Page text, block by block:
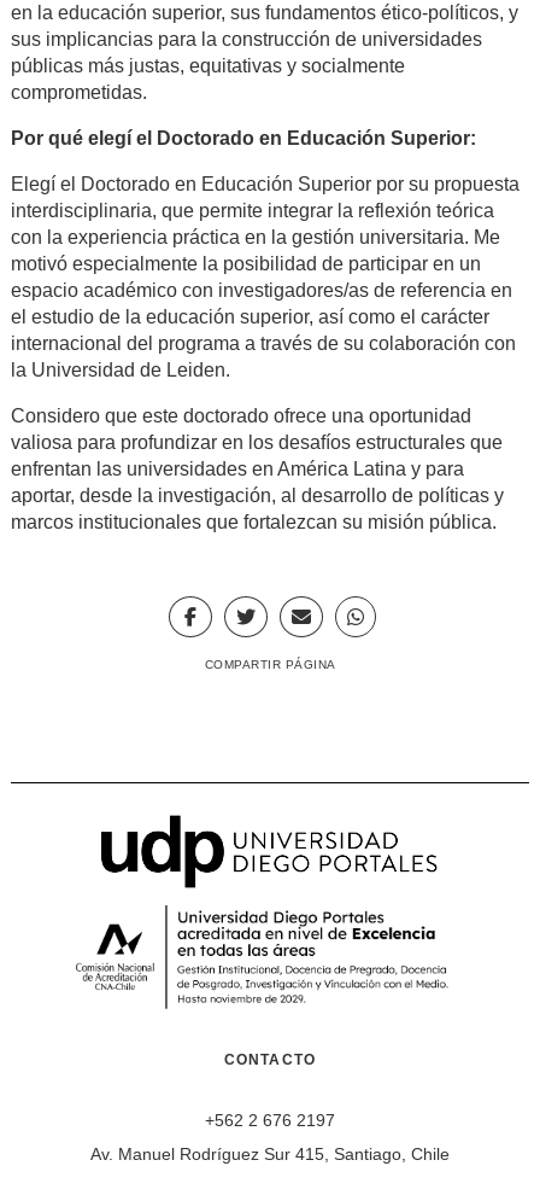
en la educación superior, sus fundamentos ético-políticos, y
sus implicancias para la construcción de universidades
públicas más justas, equitativas y socialmente
comprometidas.
Por qué elegí el Doctorado en Educación Superior:
Elegí el Doctorado en Educación Superior por su propuesta
interdisciplinaria, que permite integrar la reflexión teórica
con la experiencia práctica en la gestión universitaria. Me
motivó especialmente la posibilidad de participar en un
espacio académico con investigadores/as de referencia en
el estudio de la educación superior, así como el carácter
internacional del programa a través de su colaboración con
la Universidad de Leiden.
Considero que este doctorado ofrece una oportunidad
valiosa para profundizar en los desafíos estructurales que
enfrentan las universidades en América Latina y para
aportar, desde la investigación, al desarrollo de políticas y
marcos institucionales que fortalezcan su misión pública.
COMPARTIR PÁGINA
CONTACTO
+562 2 676 2197
Av. Manuel Rodríguez Sur 415, Santiago, Chile